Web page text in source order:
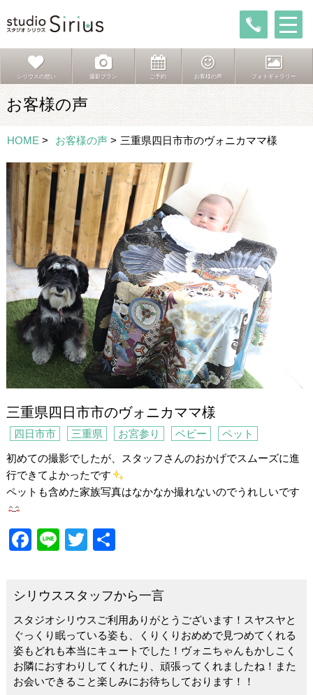
シリウスの想い 撮影プラン ご予約 お客様の声 フォトギャラリー
お客様の声
HOME > お客様の声 > 三重県四日市市のヴォニカママ様
三重県四日市市のヴォニカママ様
四日市市 三重県 お宮参り ベビー ペット
初めての撮影でしたが、スタッフさんのおかげでスムーズに進
行できてよかったです
ペットも含めた家族写真はなかなか撮れないのでうれしいです
F
c
e
b
o
o
Li T
er
共
シリウススタッフから一言
スタジオシリウスご利用ありがとうございます！スヤスヤと
ぐっくり眠っている姿も、くりくりおめめで見つめてくれる
姿もどれも本当にキュートでした！ヴォニちゃんもかしこく
お隣におすわりしてくれたり、頑張ってくれましたね！また
お会いできること楽しみにお待ちしております！！